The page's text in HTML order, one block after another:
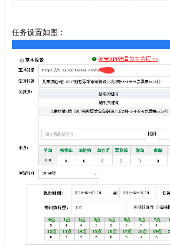
任务设置如图：